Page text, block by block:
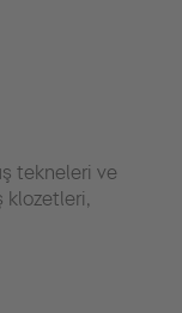
tekneleri ve
klozetleri,